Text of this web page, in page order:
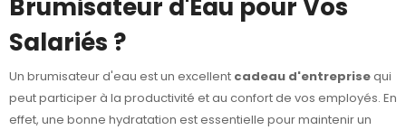
Brumisateur d'Eau pour Vos
Salariés ?
Un brumisateur d'eau est un excellent cadeau d'entreprisequi
peut participer à la productivité et au confort de vos employés. En
effet, une bonne hydratation est essentielle pour maintenir un